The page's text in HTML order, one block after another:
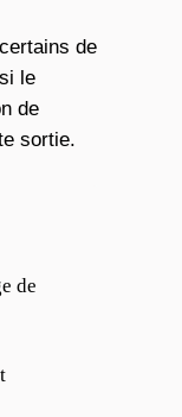
de
le
de
sortie.
de